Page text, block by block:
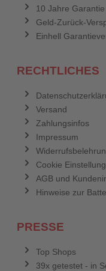
10 Jahre Garantie
Geld-Zurück-
Einhell
RECHTLICHES
Versand
Zahlungsinfos
Impressum
Cookie
AGB und
Hinweise zur
PRESSE
Top Shops
39x getestet - in